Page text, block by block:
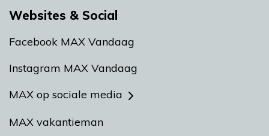
Websites & Social
Facebook MAX Vandaag
Instagram MAX Vandaag
MAX op sociale media
MAX vakantieman